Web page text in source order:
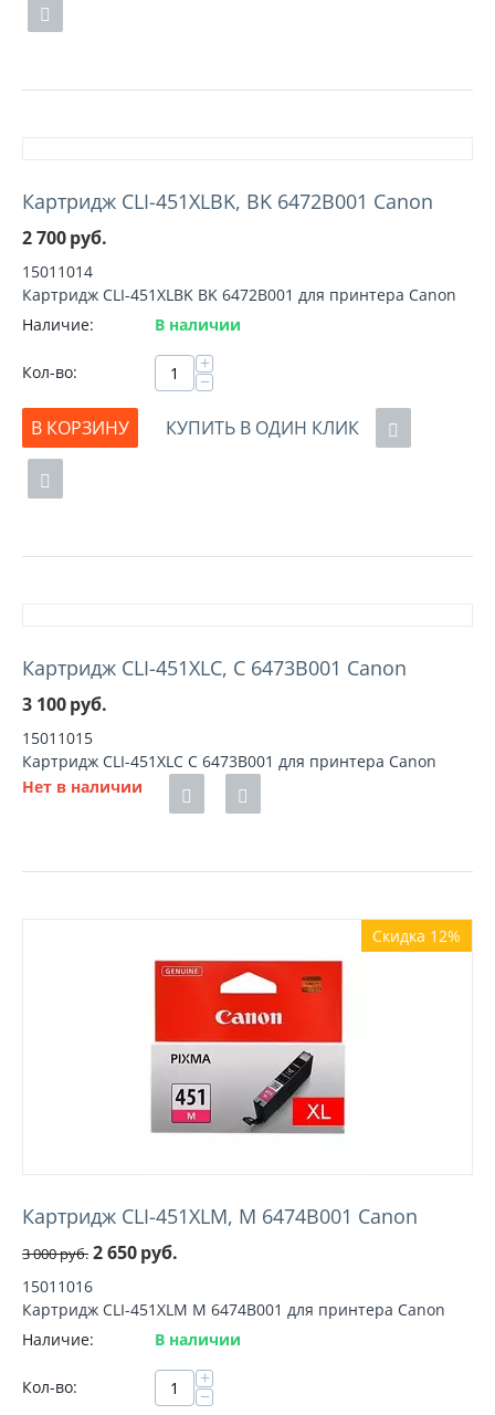
Картридж CLI-451XLBK, BK 6472B001 Canon
2 700руб.
15011014
Картридж CLI-451XLBK BK 6472B001 для принтера Canon
Наличие:
В наличии
Кол-во: +
−
В КОРЗИНУ
КУПИТЬ В ОДИН КЛИК
Картридж CLI-451XLC, C 6473B001 Canon
3 100руб.
15011015
Картридж CLI-451XLC C 6473B001 для принтера Canon
Нет в наличии
Скидка 12%
Картридж CLI-451XLM, M 6474B001 Canon
3 000руб. 2 650руб.
15011016
Картридж CLI-451XLM M 6474B001 для принтера Canon
Наличие:
В наличии
Кол-во: +
−